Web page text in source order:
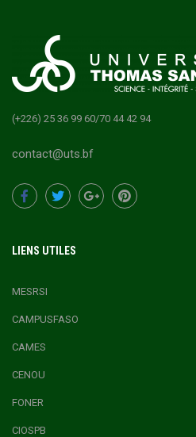
(+226) 25 36 99 60/70 44 42 94
contact@uts.bf
LIENS UTILES
MESRSI
CAMPUSFASO
CAMES
CENOU
FONER
CIOSPB